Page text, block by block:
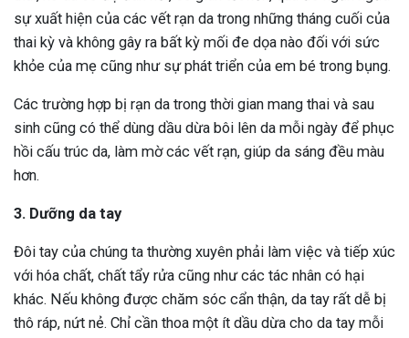
sự xuất hiện của các vết rạn da trong những tháng cuối của
thai kỳ và không gây ra bất kỳ mối đe dọa nào đối với sức
khỏe của mẹ cũng như sự phát triển của em bé trong bụng.
Các trường hợp bị rạn da trong thời gian mang thai và sau
sinh cũng có thể dùng dầu dừa bôi lên da mỗi ngày để phục
hồi cấu trúc da, làm mờ các vết rạn, giúp da sáng đều màu
hơn.
3. Dưỡng da tay
Đôi tay của chúng ta thường xuyên phải làm việc và tiếp xúc
với hóa chất, chất tẩy rửa cũng như các tác nhân có hại
khác. Nếu không được chăm sóc cẩn thận, da tay rất dễ bị
thô ráp, nứt nẻ. Chỉ cần thoa một ít dầu dừa cho da tay mỗi